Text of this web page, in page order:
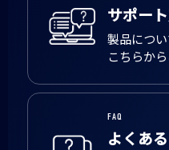
サポー
製品につ
こちらか
FAQ
よくあ